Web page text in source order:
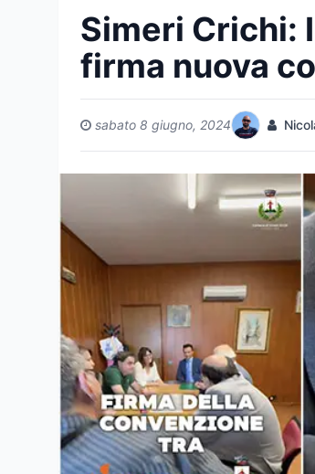
Simeri Crichi:
firma nuova
sabato 8 giugno, 2024